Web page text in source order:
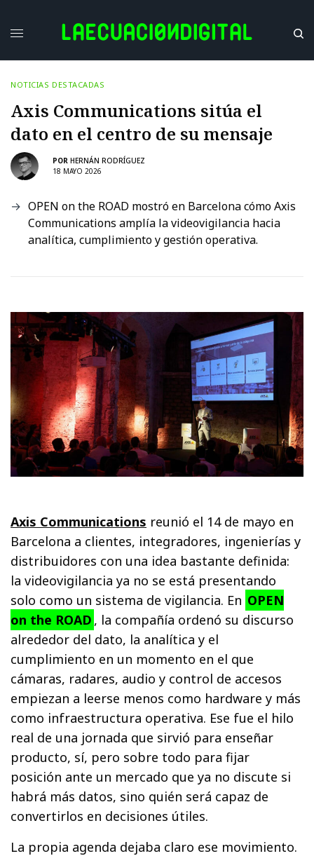
NOTICIAS DESTACADAS
Axis Communications sitúa el
dato en el centro de su mensaje
POR HERNÁN RODRÍGUEZ
18 MAYO 2026
OPEN on the ROAD mostró en Barcelona cómo Axis
Communications amplía la videovigilancia hacia
analítica, cumplimiento y gestión operativa.
Axis Communications reunió el 14 de mayo en
Barcelona a clientes, integradores, ingenierías y
distribuidores con una idea bastante definida:
la videovigilancia ya no se está presentando
solo como un sistema de vigilancia. En OPEN
on the ROAD , la compañía ordenó su discurso
alrededor del dato, la analítica y el
cumplimiento en un momento en el que
cámaras, radares, audio y control de accesos
empiezan a leerse menos como hardware y más
como infraestructura operativa. Ese fue el hilo
real de una jornada que sirvió para enseñar
producto, sí, pero sobre todo para fijar
posición ante un mercado que ya no discute si
habrá más datos, sino quién será capaz de
convertirlos en decisiones útiles.
La propia agenda dejaba claro ese movimiento.